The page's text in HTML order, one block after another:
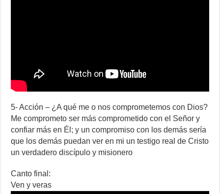
5- Acción – ¿A qué me o nos comprometemos con Dios?
Me comprometo ser más comprometido con el Señor y
confiar más en Él; y un compromiso con los demás sería
que los demás puedan ver en mi un testigo real de Cristo
un verdadero discípulo y misionero
Canto final:
Ven y veras